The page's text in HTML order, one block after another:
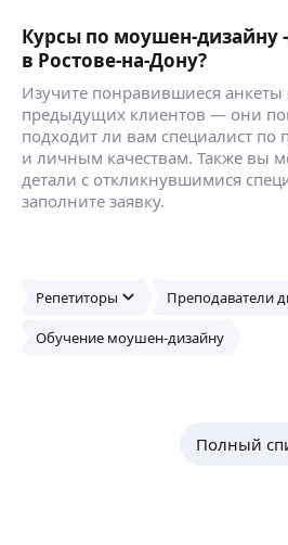
Курсы по моушен-дизайну
в Ростове-на-Дону?
Изучите понравившиеся
предыдущих клиентов — они
подходит ли вам специалист
и личным качествам. Также вы
детали с откликнувшимися
заполните заявку.
Репетиторы Преподаватели
Обучение моушен-дизайну
Полный